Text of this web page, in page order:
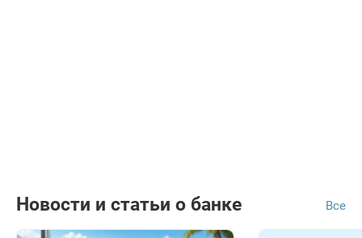
Новости и статьи о банке Все